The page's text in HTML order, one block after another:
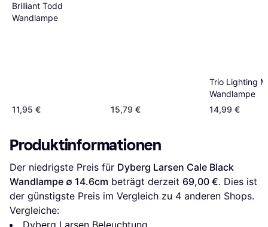
Brilliant Todd
Wandlampe
11,95 € 15,79 €
Trio Lighting
Wandlampe
14,99 €
Produktinformationen
Der niedrigste Preis für Dyberg Larsen Cale Black
Wandlampe ∅ 14.6cm beträgt derzeit 69,00 €. Dies ist
der günstigste Preis im Vergleich zu 4 anderen Shops.
Vergleiche: